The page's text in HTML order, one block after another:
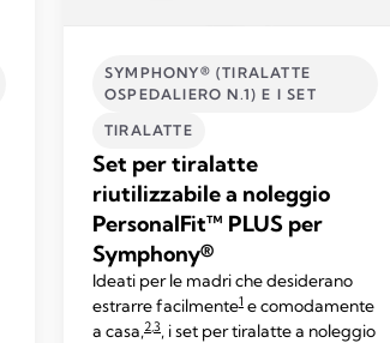
SYMPHONY® (TIRALATTE
OSPEDALIERO N.1) E I SET
TIRALATTE
Set per tiralatte
riutilizzabile a noleggio
PersonalFit™ PLUS per
Symphony®
Ideati per le madri che desiderano
estrarre facilmente1 e comodamente
a casa,2,3, i set per tiralatte a noleggio